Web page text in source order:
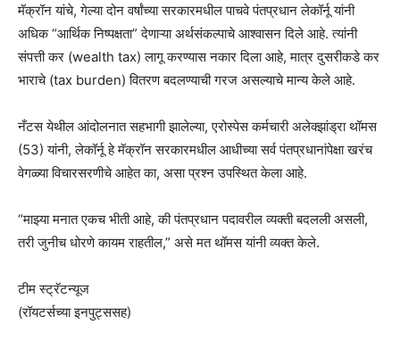
मॅक्रॉन यांचे, गेल्या दोन वर्षांच्या सरकारमधील पाचवे पंतप्रधान लेकॉर्नू यांनी
अधिक “आर्थिक निष्पक्षता” देणाऱ्या अर्थसंकल्पाचे आश्वासन दिले आहे. त्यांनी
संपत्ती कर (wealth tax) लागू करण्यास नकार दिला आहे, मात्र दुसरीकडे कर
भाराचे (tax burden) वितरण बदलण्याची गरज असल्याचे मान्य केले आहे.
नँटस येथील आंदोलनात सहभागी झालेल्या, एरोस्पेस कर्मचारी अलेक्झांड्रा थॉमस
(53) यांनी, लेकॉर्नू हे मॅक्रॉन सरकारमधील आधीच्या सर्व पंतप्रधानांपेक्षा खरंच
वेगळ्या विचारसरणीचे आहेत का, असा प्रश्न उपस्थित केला आहे.
“माझ्या मनात एकच भीती आहे, की पंतप्रधान पदावरील व्यक्ती बदलली असली,
तरी जुनीच धोरणे कायम राहतील,” असे मत थॉमस यांनी व्यक्त केले.
टीम स्ट्रॅटन्यूज
(रॉयटर्सच्या इनपुट्ससह)